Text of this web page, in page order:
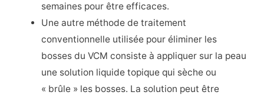
semaines pour être efficaces.
Une autre méthode de traitement
conventionnelle utilisée pour éliminer les
bosses du VCM consiste à appliquer sur la peau
une solution liquide topique qui sèche ou
« brûle » les bosses. La solution peut être